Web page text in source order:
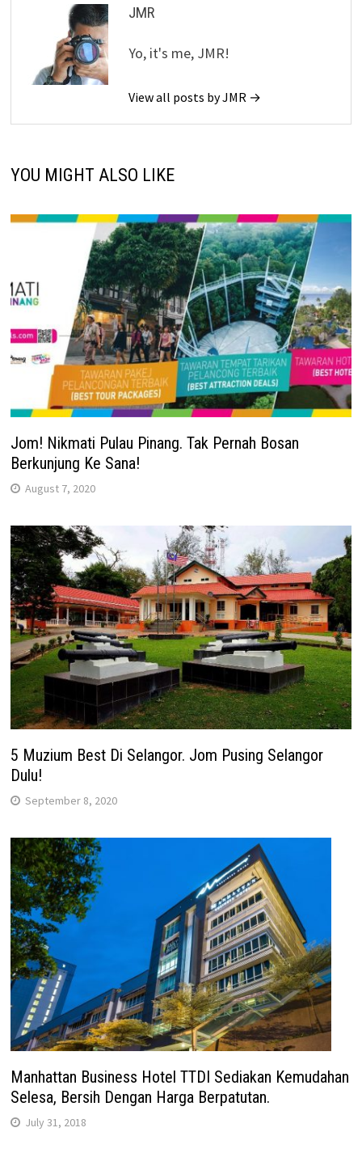
JMR
Yo, it's me, JMR!
View all posts by JMR →
YOU MIGHT ALSO LIKE
Jom! Nikmati Pulau Pinang. Tak Pernah Bosan
Berkunjung Ke Sana!
August 7, 2020
5 Muzium Best Di Selangor. Jom Pusing Selangor
Dulu!
September 8, 2020
Manhattan Business Hotel TTDI Sediakan Kemudahan
Selesa, Bersih Dengan Harga Berpatutan.
July 31, 2018